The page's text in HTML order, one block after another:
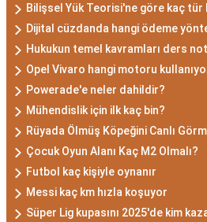
Bilişsel Yük Teorisi'ne göre kaç tür
Dijital cüzdanda hangi ödeme
Hukukun temel kavramları ders
Opel Vivaro hangi motoru
Powerade'e neler dahildir?
Mühendislik için ilk kaç bin?
Rüyada Ölmüş Köpeğini Canlı
Çocuk Oyun Alanı Kaç M2 Olmalı?
Futbol kaç kişiyle oynanır
Messi kaç km hızla koşuyor
Süper Lig kupasını 2025'de kim